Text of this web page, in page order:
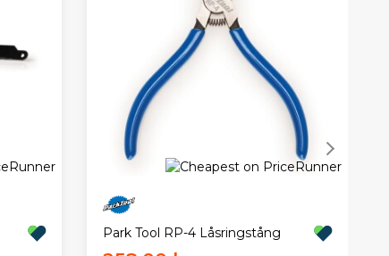
Park Tool RP-4 Låsringstång